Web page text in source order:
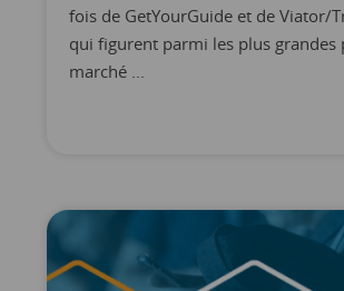
fois de GetYourGuide et de Viator/
qui figurent parmi les plus grandes
marché ...